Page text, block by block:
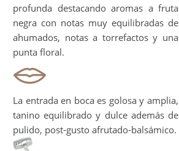
profunda destacando aromas a fruta
negra con notas muy equilibradas de
ahumados, notas a torrefactos y una
punta floral.
La entrada en boca es golosa y amplia,
tanino equilibrado y dulce además de
pulido, post-gusto afrutado-balsámico.